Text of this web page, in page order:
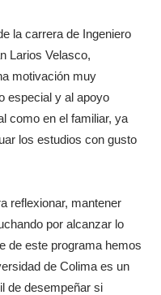
la carrera de Ingeniero
Larios Velasco,
motivación muy
especial y al apoyo
como en el familiar, ya
los estudios con gusto
reflexionar, mantener
por alcanzar lo
de este programa hemos
de Colima es un
de desempeñar si